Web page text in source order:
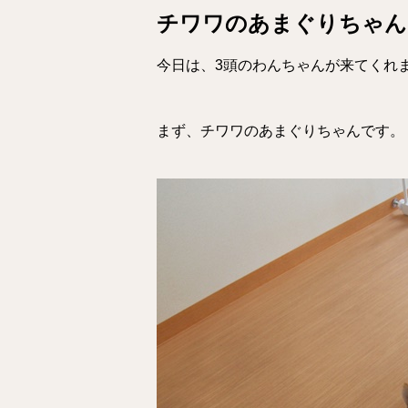
チワワのあまぐりちゃん
今日は、3頭のわんちゃんが来てくれ
まず、チワワのあまぐりちゃんです。